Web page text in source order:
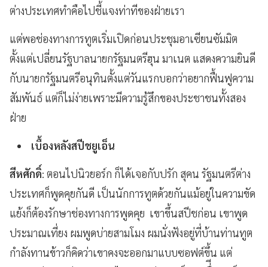
ต่างประเทศทำคือไปชี้แจงท่าทีของฝ่ายเรา
แต่พอช่องทางการทูตเริ่มเปิดก่อนประชุมอาเซียนซัมมิต
ตั้งแต่เปลี่ยนรัฐบาลนายกรัฐมนตรีฮุน มาเนต แสดงความยินดี
กับนายกรัฐมนตรีอนุทินตั้งแต่วันแรกบอกว่าอยากฟื้นฟูความ
สัมพันธ์ แต่ก็ไม่ง่ายเพราะมีความรู้สึกของประชาชนทั้งสอง
ฝ่าย
เบื้องหลังสปีชยูเอ็น
สีหศักดิ์: ตอนไปนิวยอร์ก ก็ได้เจอกับปรัก สุคน รัฐมนตรีต่าง
ประเทศก็พูดคุยกันดี เป็นนักการทูตด้วยกันแม้อยู่ในความขัด
แย้งก็ต้องรักษาช่องทางการพูดคุย เขาขึ้นสปีชก่อน เขาพูด
ประมาณเที่ยง ผมพูดบ่ายสามโมง ผมนั่งฟังอยู่ที่บ้านท่านทูต
กำลังทานข้าวก็คิดว่าเขาคงจะออกมาแบบซอฟต์ขึ้น แต่